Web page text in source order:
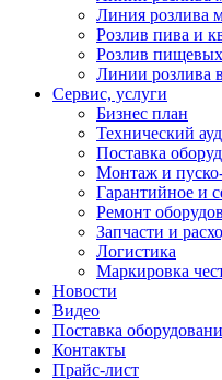
Линия розлива
Розлив пива и
Розлив
Линии розлива
Сервис, услуги
Бизнес план
Технический
Поставка
Монтаж и
Гарантийное и
Ремонт
Запчасти и
Логистика
Маркировка
Новости
Видео
Поставка
Контакты
Прайс-лист